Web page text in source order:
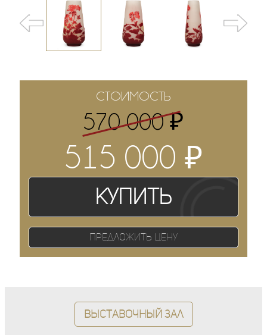
СТОИМОСТЬ
570 000₽
515 000 ₽
Купить
Предложить цену
Выставочный зал